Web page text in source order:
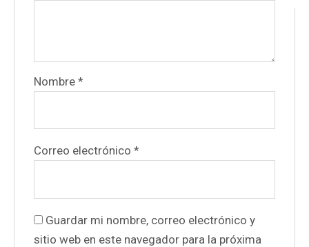
Nombre*
Correo electrónico*
Guardar mi nombre, correo electrónico y
sitio web en este navegador para la próxima